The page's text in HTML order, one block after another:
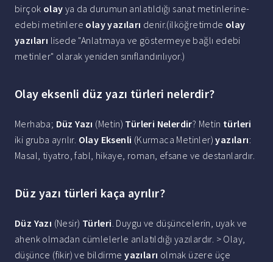
birçok olay ya da durumun anlatıldığı sanat metinlerine-
edebi metinlere olay yazıları denir.(ilköğretimde olay
yazıları lisede "Anlatmaya ve göstermeye bağlı edebi
metinler" olarak yeniden sınıflandırılıyor.)
Olay eksenli düz yazı türleri nelerdir?
Merhaba; Düz Yazı (Metin) Türleri Nelerdir? Metin türleri
iki gruba ayrılır. Olay Eksenli (Kurmaca Metinler)yazıları:
Masal, tiyatro, fabl, hikaye, roman, efsane ve destanlardır.
Düz yazı türleri kaça ayrılır?
Düz Yazı (Nesir) Türleri. Duygu ve düşüncelerin, uyak ve
ahenk olmadan cümlelerle anlatıldığı yazılardır. > Olay,
düşünce (fikir) ve bildirmeyazıları olmak üzere üçe